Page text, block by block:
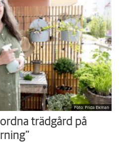
Foto: Frida Ekman
trädgård på